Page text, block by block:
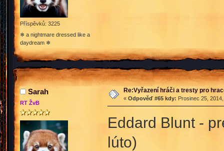
Příspěvků: 3225
❄ a nightmare dressed like a
daydream ❄
Sarah
RT ŽvB
Re:Vyřazení hráči a tresty pro
« Odpověď #65 kdy: Prosinec 25,
Eddard Blunt -
lúto)